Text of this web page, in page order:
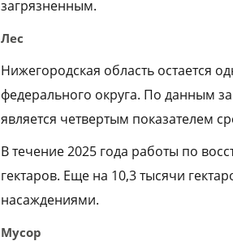
загрязненным.
Лес
Нижегородская область остается
федерального округа. По данным
является четвертым показателем
В течение 2025 года работы по
гектаров. Еще на 10,3 тысячи
насаждениями.
Мусор